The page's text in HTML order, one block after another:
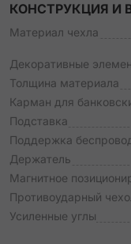
КОНСТРУКЦИЯ И
Материал чехла
Декоративные
Толщина материала
Карман для
Подставка
Поддержка
Держатель
Магнитное
Противоударный
Усиленные углы